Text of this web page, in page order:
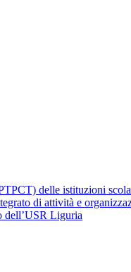
delle istituzioni
di attività e
dell’USR Liguria